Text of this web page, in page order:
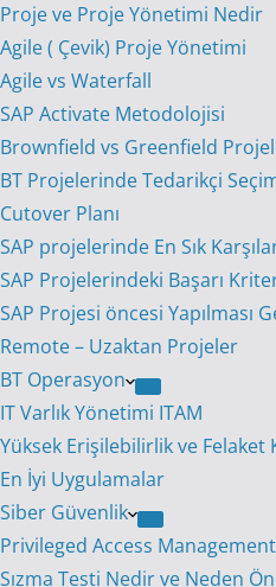
Proje ve Proje Yönetimi Nedir
Agile ( Çevik) Proje Yönetimi
Agile vs Waterfall
SAP Activate Metodolojisi
Brownfield vs Greenfield
BT Projelerinde Tedarikçi
Cutover Planı
SAP projelerinde En Sık
SAP Projelerindeki Başarı
SAP Projesi öncesi Yapılması
Remote – Uzaktan Projeler
BT Operasyon
IT Varlık Yönetimi ITAM
Yüksek Erişilebilirlik ve
En İyi Uygulamalar
Siber Güvenlik
Privileged Access
Sızma Testi Nedir ve Neden